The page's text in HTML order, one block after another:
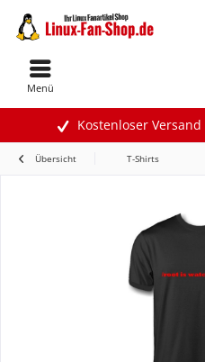
Kostenloser
Menü
Übersicht T-Shirts